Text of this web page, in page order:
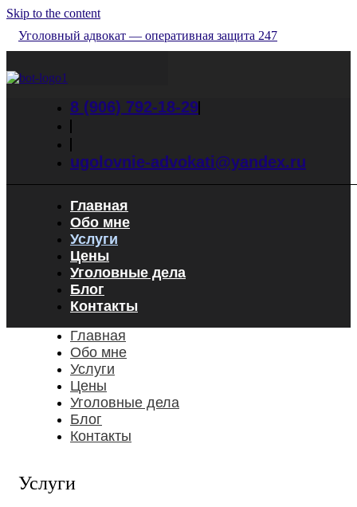
Skip to the content
Уголовный адвокат — оперативная защита 247
8 (906) 792-18-29
ugolovnie-advokati@yandex.ru
Главная
Обо мне
Услуги
Цены
Уголовные дела
Блог
Контакты
Главная
Обо мне
Услуги
Цены
Уголовные дела
Блог
Контакты
Услуги